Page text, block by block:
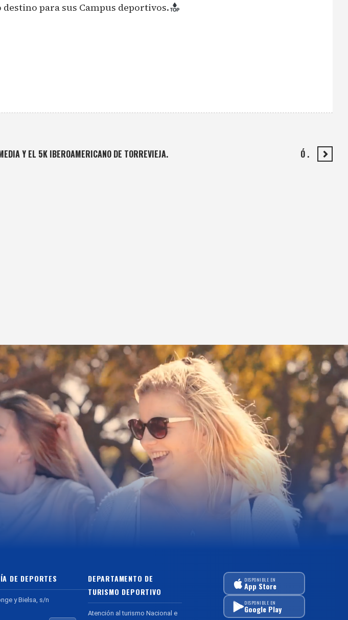
para sus Campus deportivos.
Ó .
Y EL 5K IBEROAMERICANO DE TORREVIEJA.
DE DEPORTES
y Bielsa, s/n
DEPARTAMENTO DE
TURISMO DEPORTIVO
Atención al turismo Nacional e
DISPONIBLE EN
App Store
DISPONIBLE EN
Google Play